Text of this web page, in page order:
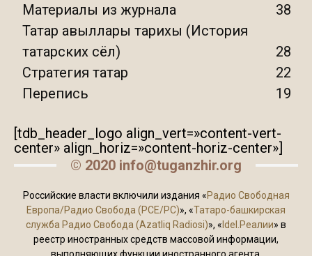
Материалы из журнала
38
Татар авыллары тарихы (История
татарских сёл)
28
Стратегия татар
22
Перепись
19
[tdb_header_logo align_vert=»content-vert-
center» align_horiz=»content-horiz-center»]
© 2020 info@tuganzhir.org
Российские власти включили издания «Радио Свободная
Европа/Радио Свобода (PCE/PC)», «Татаро-башкирская
служба Радио Свобода (Azatliq Radiosi)», « Idel.Реалии» в
реестр иностранных средств массовой информации,
выполняющих функции иностранного агента.